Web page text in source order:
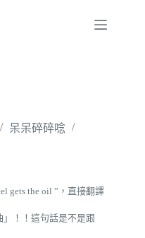
呆呆碎碎唸
gets the oil ”，直接翻譯
」！！這句話是不是跟